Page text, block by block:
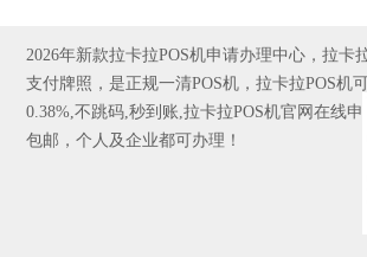
2026年新款拉卡拉POS机申请办理中心，拉卡
支付牌照，是正规一清POS机，拉卡拉POS机
0.38%,不跳码,秒到账,拉卡拉POS机官网在线申
包邮，个人及企业都可办理！